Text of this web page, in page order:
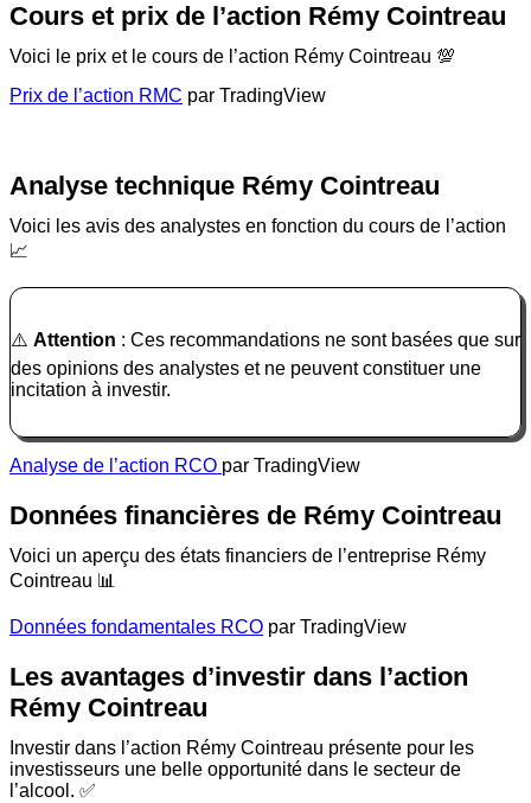
Cours et prix de l’action Rémy Cointreau
Voici le prix et le cours de l’action Rémy Cointreau 💯
Prix de l’action RMC par TradingView
Analyse technique Rémy Cointreau
Voici les avis des analystes en fonction du cours de l’action
📈
⚠️ Attention : Ces recommandations ne sont basées que sur
des opinions des analystes et ne peuvent constituer une
incitation à investir.
Analyse de l’action RCO par TradingView
Données financières de Rémy Cointreau
Voici un aperçu des états financiers de l’entreprise Rémy
Cointreau 📊
Données fondamentales RCO par TradingView
Les avantages d’investir dans l’action
Rémy Cointreau
Investir dans l’action Rémy Cointreau présente pour les
investisseurs une belle opportunité dans le secteur de
l’alcool. ✅